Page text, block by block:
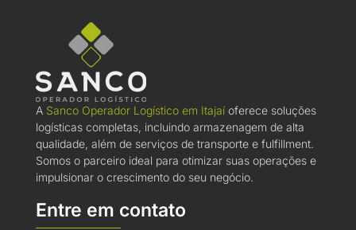
A Sanco Operador Logístico em Itajaí oferece soluções
logísticas completas, incluindo armazenagem de alta
qualidade, além de serviços de transporte e fulfillment.
Somos o parceiro ideal para otimizar suas operações e
impulsionar o crescimento do seu negócio.
Entre em contato